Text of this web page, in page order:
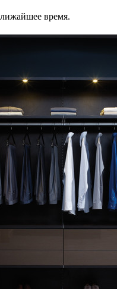
время.